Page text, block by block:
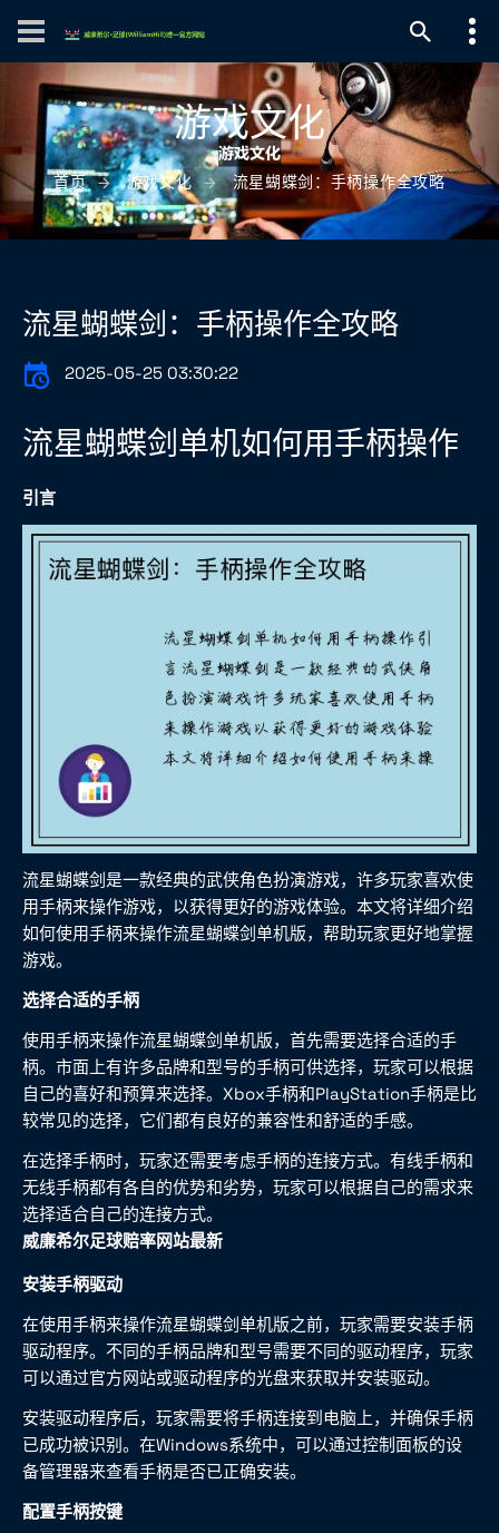
游戏文化
首页 游戏文化 流星蝴蝶剑：手柄操作全攻略
流星蝴蝶剑：手柄操作全攻略
2025-05-25 03:30:22
流星蝴蝶剑单机如何用手柄操作
引言
流星蝴蝶剑是一款经典的武侠角色扮演游戏，许多玩家喜欢使
用手柄来操作游戏，以获得更好的游戏体验。本文将详细介绍
如何使用手柄来操作流星蝴蝶剑单机版，帮助玩家更好地掌握
游戏。
选择合适的手柄
使用手柄来操作流星蝴蝶剑单机版，首先需要选择合适的手
柄。市面上有许多品牌和型号的手柄可供选择，玩家可以根据
自己的喜好和预算来选择。Xbox手柄和PlayStation手柄是比
较常见的选择，它们都有良好的兼容性和舒适的手感。
在选择手柄时，玩家还需要考虑手柄的连接方式。有线手柄和
无线手柄都有各自的优势和劣势，玩家可以根据自己的需求来
选择适合自己的连接方式。
威廉希尔足球赔率网站最新
安装手柄驱动
在使用手柄来操作流星蝴蝶剑单机版之前，玩家需要安装手柄
驱动程序。不同的手柄品牌和型号需要不同的驱动程序，玩家
可以通过官方网站或驱动程序的光盘来获取并安装驱动。
安装驱动程序后，玩家需要将手柄连接到电脑上，并确保手柄
已成功被识别。在Windows系统中，可以通过控制面板的设
备管理器来查看手柄是否已正确安装。
配置手柄按键